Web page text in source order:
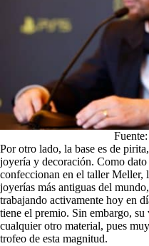
Por otro lado, la base es de
joyería y decoración. Como
confeccionan en el taller Meller,
joyerías más antiguas del
trabajando activamente hoy en
tiene el premio. Sin embargo,
cualquier otro material, pues
trofeo de esta magnitud.